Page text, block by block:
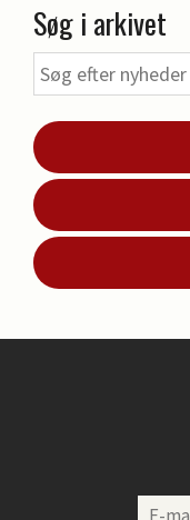
Søg i arkivet